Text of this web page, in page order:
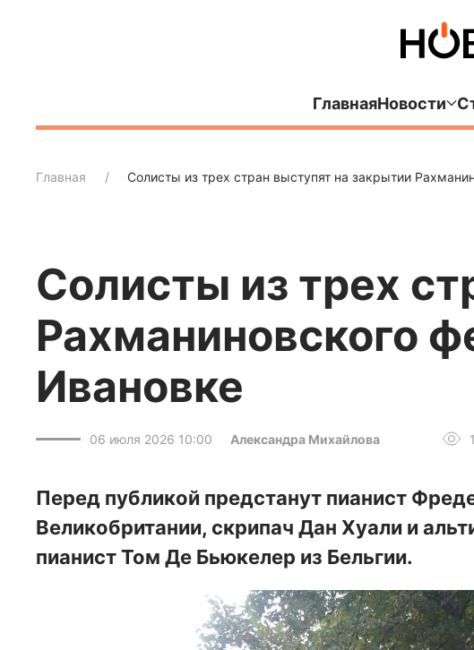
ГлавнаяНовости
Главная Солисты из трех стран выступят на закрытии
Солисты из трех
Рахманиновского
Ивановке
06 июля 2026 10:00 Александра Михайлова
Перед публикой предстанут пианист
Великобритании, скрипач Дан Хуали и
пианист Том Де Бьюкелер из Бельгии.